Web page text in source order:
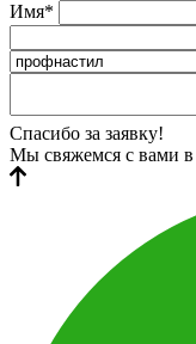
Имя*
Спасибо за заявку!
Мы свяжемся с вами